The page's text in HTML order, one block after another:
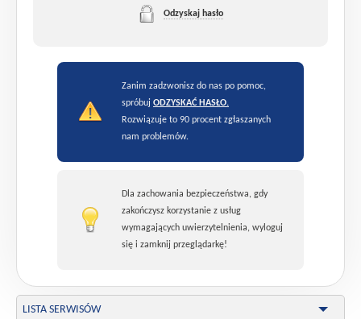
Odzyskaj hasło
Zanim zadzwonisz do nas po pomoc,
spróbuj ODZYSKAĆ HASŁO.
Rozwiązuje to 90 procent zgłaszanych
nam problemów.
Dla zachowania bezpieczeństwa, gdy
zakończysz korzystanie z usług
wymagających uwierzytelnienia, wyloguj
się i zamknij przeglądarkę!
LISTA SERWISÓW